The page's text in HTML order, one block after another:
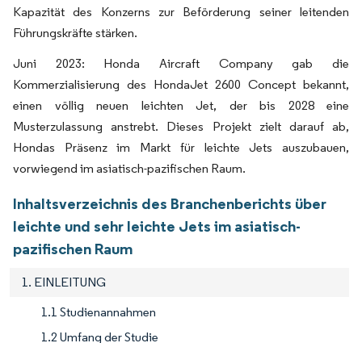
Kapazität des Konzerns zur Beförderung seiner leitenden
Führungskräfte stärken.
Juni 2023: Honda Aircraft Company gab die
Kommerzialisierung des HondaJet 2600 Concept bekannt,
einen völlig neuen leichten Jet, der bis 2028 eine
Musterzulassung anstrebt. Dieses Projekt zielt darauf ab,
Hondas Präsenz im Markt für leichte Jets auszubauen,
vorwiegend im asiatisch-pazifischen Raum.
Inhaltsverzeichnis des Branchenberichts über
leichte und sehr leichte Jets im asiatisch-
pazifischen Raum
1. EINLEITUNG
1.1 Studienannahmen
1.2 Umfang der Studie